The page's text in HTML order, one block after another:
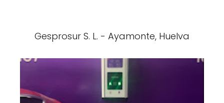
Gesprosur S. L. - Ayamonte, Huelva